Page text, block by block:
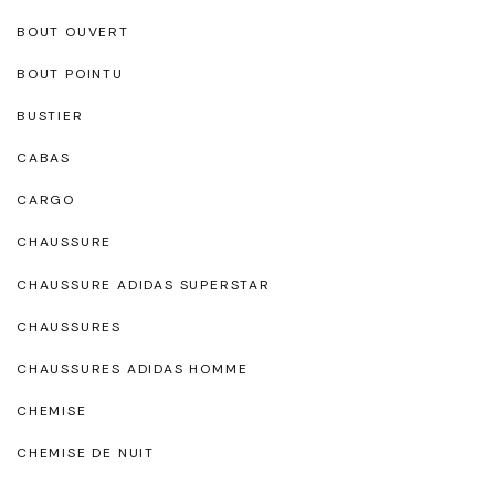
BOUT OUVERT
BOUT POINTU
BUSTIER
CABAS
CARGO
CHAUSSURE
CHAUSSURE ADIDAS SUPERSTAR
CHAUSSURES
CHAUSSURES ADIDAS HOMME
CHEMISE
CHEMISE DE NUIT